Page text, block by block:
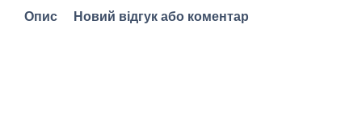
Опис Новий відгук або коментар